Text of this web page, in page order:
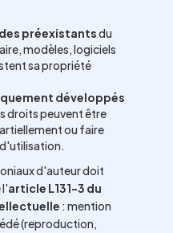
préexistantsdu
modèles, logiciels
sa propriété
développés
droits peuvent être
ou faire
d'auteur doit
l'article L131-3 du
: mention
(reproduction,